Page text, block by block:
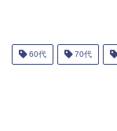
60代 70代